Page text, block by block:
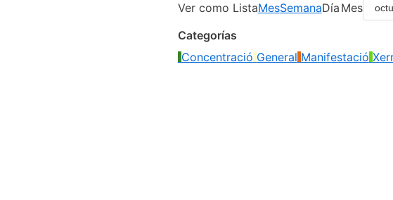
Ver como ListaMesSemanaDía Mes
Categorías
Concentració General Manifestació